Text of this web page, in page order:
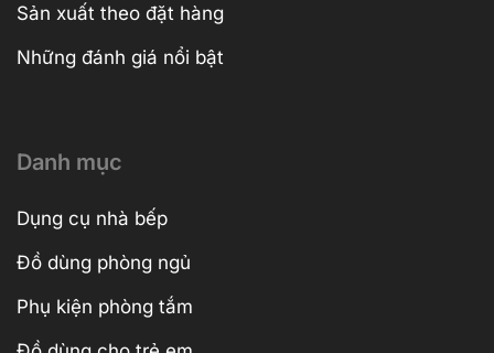
Sản xuất theo đặt hàng
Những đánh giá nổi bật
Danh mục
Dụng cụ nhà bếp
Đồ dùng phòng ngủ
Phụ kiện phòng tắm